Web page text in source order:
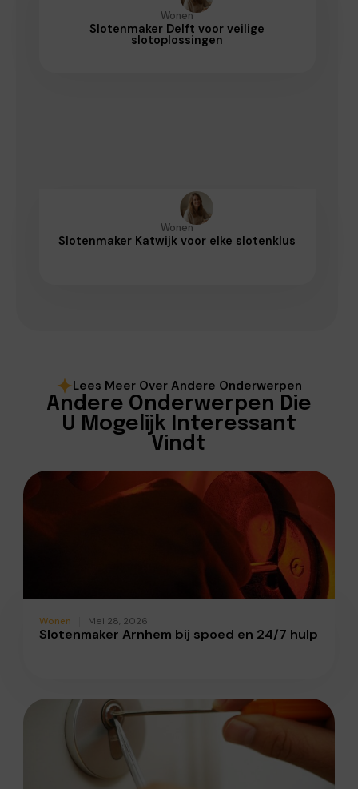
Wonen
Slotenmaker Delft voor veilige
slotoplossingen
Wonen
Slotenmaker Katwijk voor elke slotenklus
Lees Meer Over Andere Onderwerpen
Andere Onderwerpen Die
U Mogelijk Interessant
Vindt
Wonen Mei 28, 2026
Slotenmaker Arnhem bij spoed en 24/7 hulp